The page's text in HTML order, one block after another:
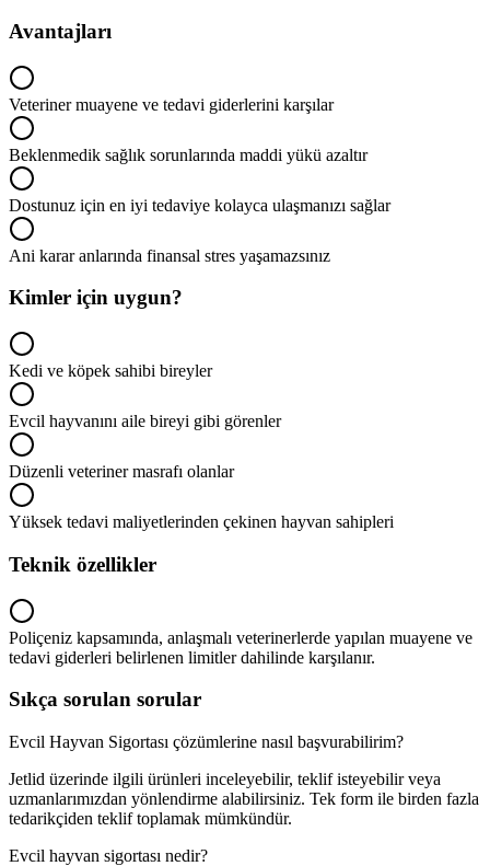
Avantajları
Veteriner muayene ve tedavi giderlerini karşılar
Beklenmedik sağlık sorunlarında maddi yükü azaltır
Dostunuz için en iyi tedaviye kolayca ulaşmanızı sağlar
Ani karar anlarında finansal stres yaşamazsınız
Kimler için uygun?
Kedi ve köpek sahibi bireyler
Evcil hayvanını aile bireyi gibi görenler
Düzenli veteriner masrafı olanlar
Yüksek tedavi maliyetlerinden çekinen hayvan sahipleri
Teknik özellikler
Poliçeniz kapsamında, anlaşmalı veterinerlerde yapılan muayene ve
tedavi giderleri belirlenen limitler dahilinde karşılanır.
Sıkça sorulan sorular
Evcil Hayvan Sigortası çözümlerine nasıl başvurabilirim?
Jetlid üzerinde ilgili ürünleri inceleyebilir, teklif isteyebilir veya
uzmanlarımızdan yönlendirme alabilirsiniz. Tek form ile birden fazla
tedarikçiden teklif toplamak mümkündür.
Evcil hayvan sigortası nedir?